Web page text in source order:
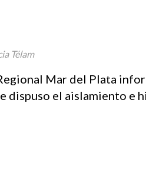
Mar del Plata
dispuso el aislamiento e
Télam